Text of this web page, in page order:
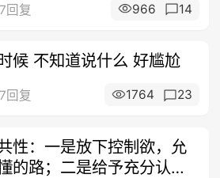
回复 966 14
候 不知道说什么 好尴尬
回复 1764 23
性：一是放下控制欲，允
的路；二是给予充分认